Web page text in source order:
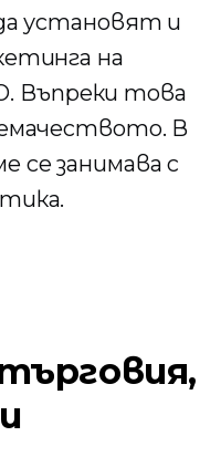
установят и
на
Въпреки това
В
се занимава с